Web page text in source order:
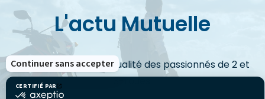
CERTIFIÉ PAR
certifié
Continuer sans accepter
L'actu Mutuelle
Découvrez toute l'actualité des passionnés de 2 et
3-roues.